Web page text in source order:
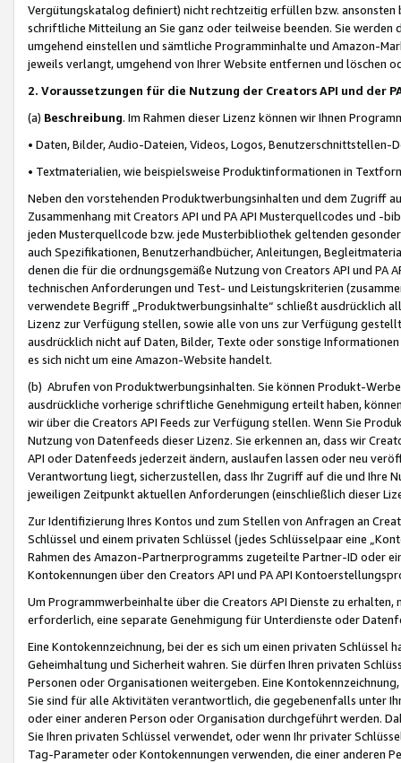
Vergütungskatalog definiert) nicht rechtzeitig erfüllen bzw. ansonsten
schriftliche Mitteilung an Sie ganz oder teilweise beenden. Sie werden
umgehend einstellen und sämtliche Programminhalte und Amazon-
jeweils verlangt, umgehend von Ihrer Website entfernen und löschen
2. Voraussetzungen für die Nutzung der Creators API und der
(a) Beschreibung. Im Rahmen dieser Lizenz können wir Ihnen
• Daten, Bilder, Audio-Dateien, Videos, Logos, Benutzerschnittstellen-
• Textmaterialien, wie beispielsweise Produktinformationen in
Neben den vorstehenden Produktwerbungsinhalten und dem Zugriff
Zusammenhang mit Creators API und PA API Musterquellcodes und
jeden Musterquellcode bzw. jede Musterbibliothek geltenden
auch Spezifikationen, Benutzerhandbücher, Anleitungen,
denen die für die ordnungsgemäße Nutzung von Creators API und PA
technischen Anforderungen und Test- und Leistungskriterien
verwendete Begriff „Produktwerbungsinhalte“ schließt ausdrücklich
Lizenz zur Verfügung stellen, sowie alle von uns zur Verfügung
ausdrücklich nicht auf Daten, Bilder, Texte oder sonstige
es sich nicht um eine Amazon-Website handelt.
(b) Abrufen von Produktwerbungsinhalten. Sie können Produkt-
ausdrückliche vorherige schriftliche Genehmigung erteilt haben,
wir über die Creators API Feeds zur Verfügung stellen. Wenn Sie
Nutzung von Datenfeeds dieser Lizenz. Sie erkennen an, dass wir
API oder Datenfeeds jederzeit ändern, auslaufen lassen oder neu
Verantwortung liegt, sicherzustellen, dass Ihr Zugriff auf die und Ihre
jeweiligen Zeitpunkt aktuellen Anforderungen (einschließlich dieser
Zur Identifizierung Ihres Kontos und zum Stellen von Anfragen an
Schlüssel und einem privaten Schlüssel (jedes Schlüsselpaar eine
Rahmen des Amazon-Partnerprogramms zugeteilte Partner-ID oder
Kontokennungen über den Creators API und PA API
Um Programmwerbeinhalte über die Creators API Dienste zu
erforderlich, eine separate Genehmigung für Unterdienste oder
Eine Kontokennzeichnung, bei der es sich um einen privaten
Geheimhaltung und Sicherheit wahren. Sie dürfen Ihren privaten
Personen oder Organisationen weitergeben. Eine
Sie sind für alle Aktivitäten verantwortlich, die gegebenenfalls unter
oder einer anderen Person oder Organisation durchgeführt werden.
Sie Ihren privaten Schlüssel verwendet, oder wenn Ihr privater
Tag-Parameter oder Kontokennungen verwenden, die einer anderen